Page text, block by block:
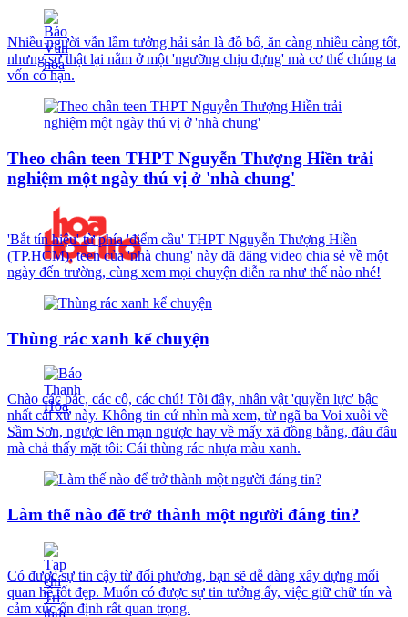
Nhiều người vẫn lầm tưởng hải sản là đồ bổ, ăn càng nhiều càng tốt,
nhưng sự thật lại nằm ở một 'ngưỡng chịu đựng' mà cơ thể chúng ta
vốn có hạn.
Theo chân teen THPT Nguyễn Thượng Hiền trải
nghiệm một ngày thú vị ở 'nhà chung'
'Bắt tín hiệu' từ phía 'điểm cầu' THPT Nguyễn Thượng Hiền
(TP.HCM), teen của 'nhà chung' này đã đăng video chia sẻ về một
ngày đến trường, cùng xem mọi chuyện diễn ra như thế nào nhé!
Thùng rác xanh kể chuyện
Chào các bác, các cô, các chú! Tôi đây, nhân vật 'quyền lực' bậc
nhất cái xứ này. Không tin cứ nhìn mà xem, từ ngã ba Voi xuôi về
Sầm Sơn, ngược lên mạn ngược hay về mấy xã đồng bằng, đâu đâu
mà chả thấy mặt tôi: Cái thùng rác nhựa màu xanh.
Làm thế nào để trở thành một người đáng tin?
Có được sự tin cậy từ đối phương, bạn sẽ dễ dàng xây dựng mối
quan hệ tốt đẹp. Muốn có được sự tin tưởng ấy, việc giữ chữ tín và
cảm xúc ổn định rất quan trọng.